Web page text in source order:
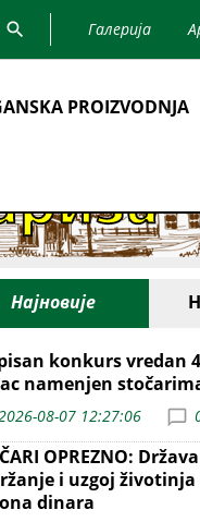
Галерија
PROIZVODNJA
Најновије
konkurs vredan
namenjen
08-07 12:27:06
OPREZNO:
i uzgoj životinja
dinara